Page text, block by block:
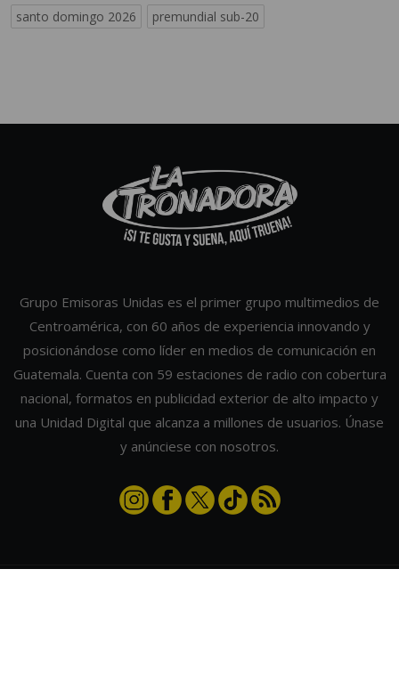
santo domingo 2026
premundial sub-20
Grupo Emisoras Unidas es el primer grupo multimedios de
Centroamérica, con 60 años de experiencia innovando y
posicionándose como líder en medios de comunicación en
Guatemala. Cuenta con 59 estaciones de radio con cobertura
nacional, formatos en publicidad exterior de alto impacto y
una Unidad Digital que alcanza a millones de usuarios. Únase
y anúnciese con nosotros.